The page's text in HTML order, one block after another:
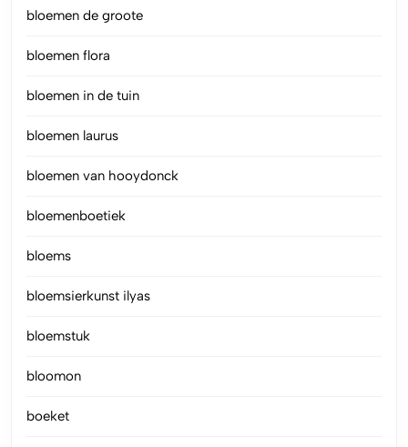
bloemen de groote
bloemen flora
bloemen in de tuin
bloemen laurus
bloemen van hooydonck
bloemenboetiek
bloems
bloemsierkunst ilyas
bloemstuk
bloomon
boeket